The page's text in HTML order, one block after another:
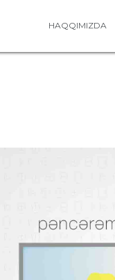
HAQQIMIZDA